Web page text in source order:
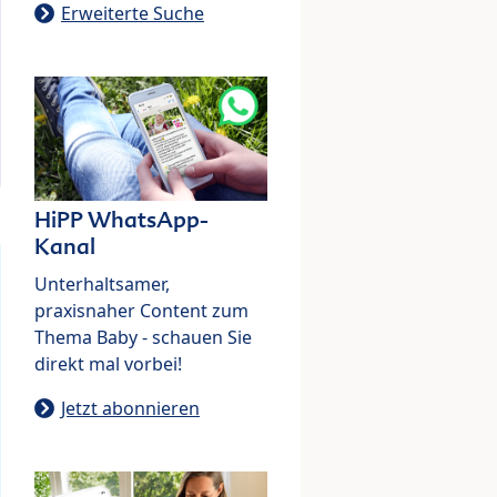
Erweiterte Suche
HiPP WhatsApp-
Kanal
Unterhaltsamer,
praxisnaher Content zum
Thema Baby - schauen Sie
direkt mal vorbei!
Jetzt abonnieren